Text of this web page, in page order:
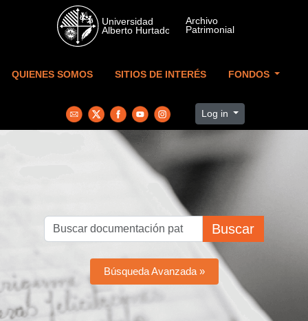
Skip to main content
QUIENES SOMOS SITIOS DE INTERÉS FONDOS
Log in
Buscar
Búsqueda Avanzada »